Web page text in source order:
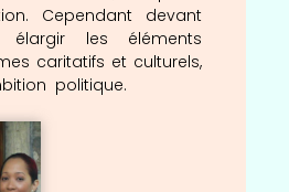
Cependant devant
les éléments
caritatifs et culturels,
politique.